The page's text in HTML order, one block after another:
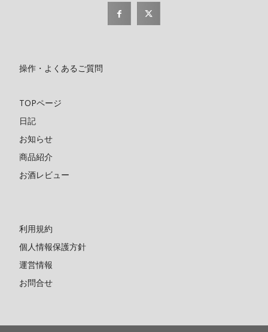
操作・よくあるご質問
TOPページ
日記
お知らせ
商品紹介
お酒レビュー
利用規約
個人情報保護方針
運営情報
お問合せ